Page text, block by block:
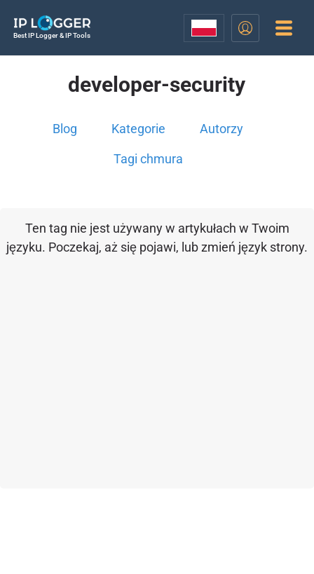
Best IP Logger & IP Tools
developer-security
Blog Kategorie Autorzy
Tagi chmura